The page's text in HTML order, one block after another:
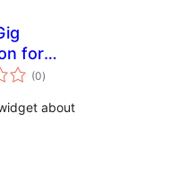
for
(0total
de
)
about